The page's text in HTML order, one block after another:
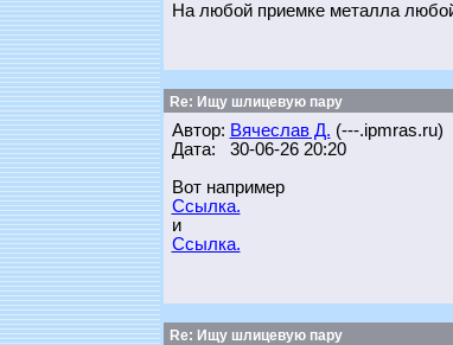
На любой приемке металла
Re: Ищу шлицевую пару
Автор: Вячеслав Д. (---.ipmras.ru)
Дата: 30-06-26 20:20
Вот например
Ссылка.
и
Ссылка.
Re: Ищу шлицевую пару